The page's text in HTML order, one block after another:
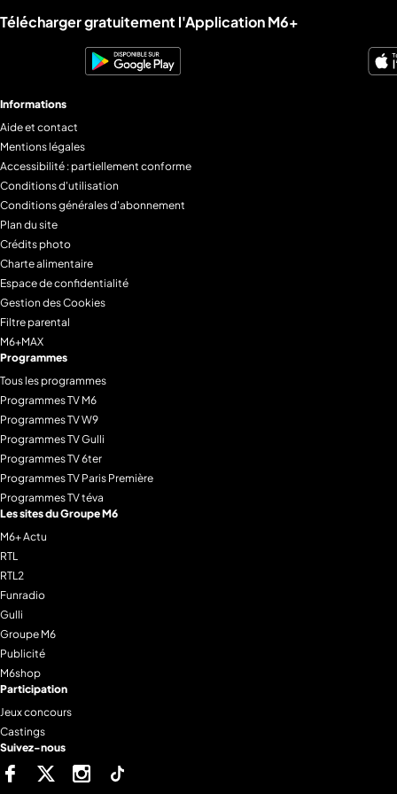
Liens utiles M6+.
Télécharger gratuitement l'Application M6+
Informations
Aide et contact
Mentions légales
Accessibilité : partiellement conforme
Conditions d'utilisation
Conditions générales d'abonnement
Plan du site
Crédits photo
Charte alimentaire
Espace de confidentialité
Gestion des Cookies
Filtre parental
M6+MAX
Programmes
Tous les programmes
Programmes TV M6
Programmes TV W9
Programmes TV Gulli
Programmes TV 6ter
Programmes TV Paris Première
Programmes TV téva
Les sites du Groupe M6
M6+ Actu
RTL
RTL2
Funradio
Gulli
Groupe M6
Publicité
M6shop
Participation
Jeux concours
Castings
Suivez-nous
FacebookTwitter Instagram